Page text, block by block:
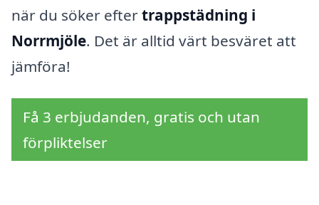
när du söker eftertrappstädning i
Norrmjöle. Det är alltid värt besväret att
jämföra!
Få 3 erbjudanden, gratis och utan
förpliktelser